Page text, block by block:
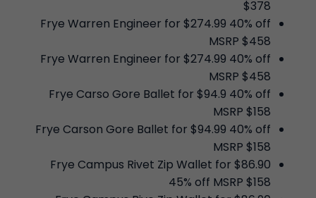
$378
Frye Warren Engineer for $274.99 40% off
MSRP $458
Frye Warren Engineer for $274.99 40% off
MSRP $458
Frye Carso Gore Ballet for $94.9 40% off
MSRP $158
Frye Carson Gore Ballet for $94.99 40% off
MSRP $158
Frye Campus Rivet Zip Wallet for $86.90
45% off MSRP $158